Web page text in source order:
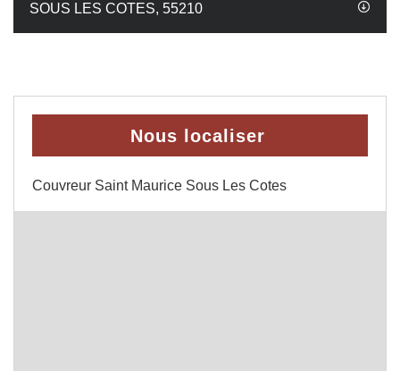
SOUS LES COTES, 55210
Nous localiser
Couvreur Saint Maurice Sous Les Cotes